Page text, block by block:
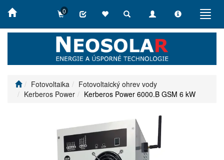
Toggle
Toggle
Toggle
0
Fotovoltaika
Fotovoltaický ohrev vody
Kerberos Power
Kerberos Power 6000.B GSM 6 kW